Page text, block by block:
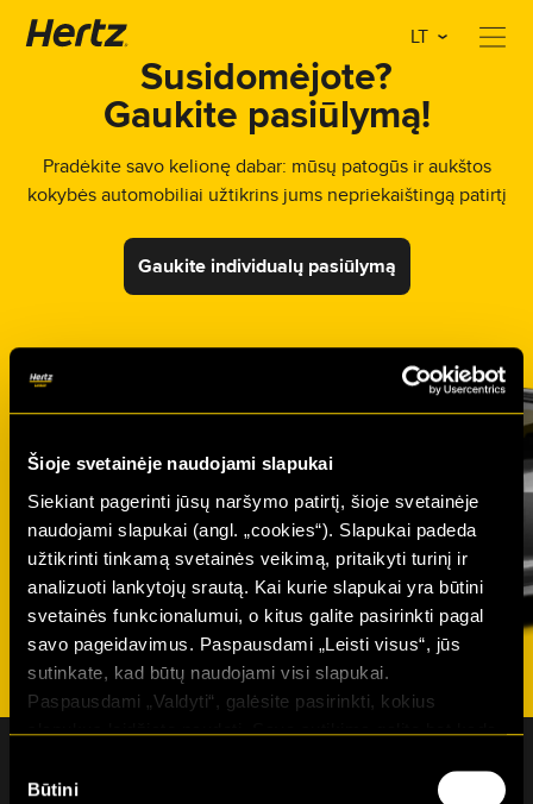
Šioje svetainėje naudojami slapukai
Siekiant pagerinti jūsų naršymo patirtį, šioje svetainėje
naudojami slapukai (angl. „cookies“). Slapukai padeda
užtikrinti tinkamą svetainės veikimą, pritaikyti turinį ir
analizuoti lankytojų srautą. Kai kurie slapukai yra būtini
svetainės funkcionalumui, o kitus galite pasirinkti pagal
savo pageidavimus. Paspausdami „Leisti visus“, jūs
sutinkate, kad būtų naudojami visi slapukai.
Paspausdami „Valdyti“, galėsite pasirinkti, kokius
slapukus leidžiate naudoti. Savo sutikimą galite bet kada
slapukus. Daugiau informacijos rasite mūsų
Privatumo
pasirinkimas
Būtini
LT
Susidomėjote?
Gaukite pasiūlymą!
Pradėkite savo kelionę dabar: mūsų patogūs ir aukštos
kokybės automobiliai užtikrins jums nepriekaištingą patirtį
Gaukite individualų pasiūlymą